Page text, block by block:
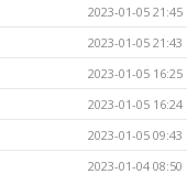
2023-01-05 21:45
2023-01-05 21:43
2023-01-05 16:25
2023-01-05 16:24
2023-01-05 09:43
2023-01-04 08:50